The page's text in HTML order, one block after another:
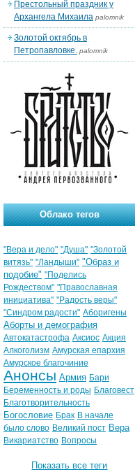
Престольный праздник у
Архангела Михаила palomnik
Золотой октябрь в
Петропавловке. palomnik
Облако тегов
"Вера и дело" "Душа" "Золотой
витязь" "Ландыши" "Образ и
подобие" "Поделись
Рождеством" "Православная
инициатива" "Радость веры"
"Синдром радости" Аборигены
Аборты и демография
Автокатастрофа Аксиос Акция
Алкоголизм Амурская епархия
Амурское благочиние
Анонсы Армия Бари
Беременность и роды Благовест
Благотворительность
Богословие Брак В начале
было слово Великий пост Вера
Викариатство Вопросы
Показать все теги